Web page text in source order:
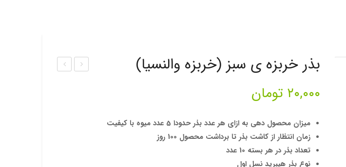
بذر خربزه ی سبز (خربزه والنسیا)
۲۰,۰۰۰ تومان
میزان محصول دهی به ازای هر عدد بذر حدودا 5 عدد میوه با کیفیت
زمان انتظار از کاشت بذر تا برداشت محصول 100 روز
تعداد بذر در هر بسته 10 عدد
نوع بذر هیبرید نسل اول